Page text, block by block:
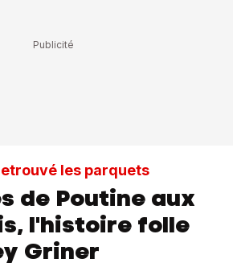
les parquets
de Poutine aux
l'histoire folle
Griner